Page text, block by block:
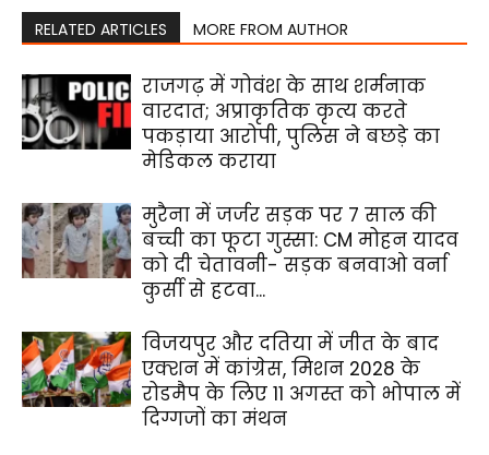
RELATED ARTICLES MORE FROM AUTHOR
राजगढ़ में गोवंश के साथ शर्मनाक
वारदात; अप्राकृतिक कृत्य करते
पकड़ाया आरोपी, पुलिस ने बछड़े का
मेडिकल कराया
मुरैना में जर्जर सड़क पर 7 साल की
बच्ची का फूटा गुस्सा: CM मोहन यादव
को दी चेतावनी- सड़क बनवाओ वर्ना
कुर्सी से हटवा...
विजयपुर और दतिया में जीत के बाद
एक्शन में कांग्रेस, मिशन 2028 के
रोडमैप के लिए 11 अगस्त को भोपाल में
दिग्गजों का मंथन